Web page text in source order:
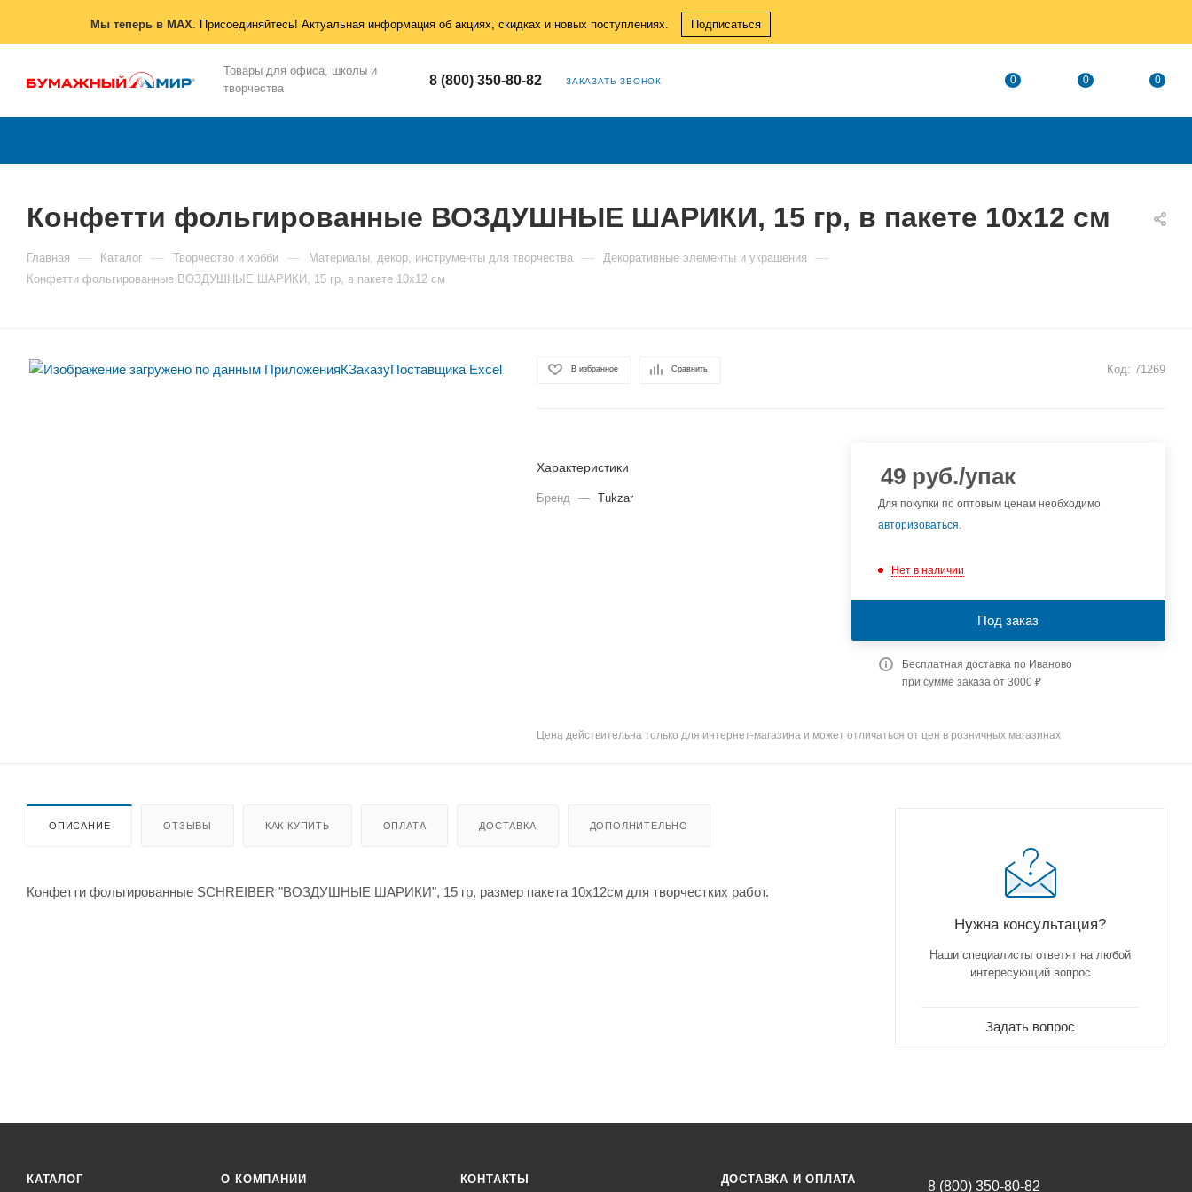
Мы теперь в MAX. Присоединяйтесь! Актуальная информация об акциях, скидках и новых поступлениях. Подписаться
Товары для офиса, школы и
творчества
8 (800) 350-80-82 ЗАКАЗАТЬ ЗВОНОК 0 0 0
Конфетти фольгированные ВОЗДУШНЫЕ ШАРИКИ, 15 гр, в пакете 10х12 см
Главная — Каталог — Творчество и хобби — Материалы, декор, инструменты для творчества — Декоративные элементы и украшения —
Конфетти фольгированные ВОЗДУШНЫЕ ШАРИКИ, 15 гр, в пакете 10х12 см
В избранное Сравнить Код: 71269
Характеристики
Бренд — Tukzar
49руб./упак
Для покупки по оптовым ценам необходимо
авторизоваться.
Нет в наличии
Под заказ
Бесплатная доставка по Иваново
при сумме заказа от 3000 ₽
Цена действительна только для интернет-магазина и может отличаться от цен в розничных магазинах
ОПИСАНИЕ ОТЗЫВЫ КАК КУПИТЬ ОПЛАТА ДОСТАВКА ДОПОЛНИТЕЛЬНО
Конфетти фольгированные SCHREIBER "ВОЗДУШНЫЕ ШАРИКИ", 15 гр, размер пакета 10х12см для творчестких работ.
Нужна консультация?
Наши специалисты ответят на любой
интересующий вопрос
Задать вопрос
КАТАЛОГ О КОМПАНИИ КОНТАКТЫ ДОСТАВКА И ОПЛАТА 8 (800) 350-80-82